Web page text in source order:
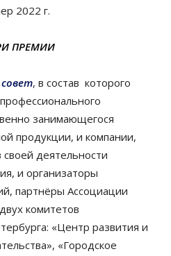
2022 г.
ПРЕМИИ
, в состав которого
занимающегося
продукции, и компании,
деятельности
и организаторы
партнёры Ассоциации
комитетов
«Центр развития и
«Городское